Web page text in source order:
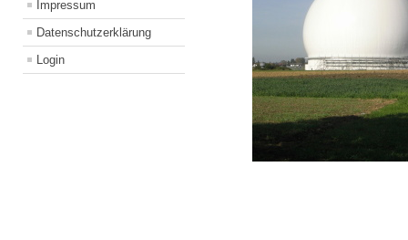
Impressum
Datenschutzerklärung
Login